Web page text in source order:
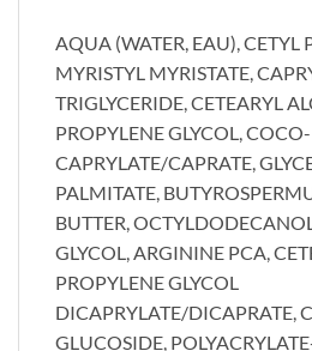
AQUA (WATER, EAU), CETYL
MYRISTYL MYRISTATE,
TRIGLYCERIDE, CETEARYL
PROPYLENE GLYCOL, COCO-
CAPRYLATE/CAPRATE,
PALMITATE,
BUTTER,
GLYCOL, ARGININE PCA,
PROPYLENE GLYCOL
DICAPRYLATE/DICAPRATE,
GLUCOSIDE,